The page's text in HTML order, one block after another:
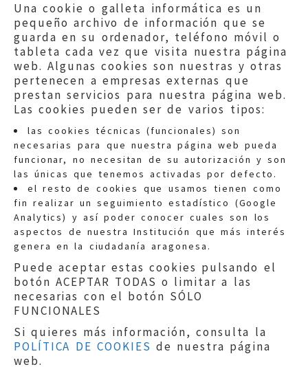
Una cookie o galleta informática es un
pequeño archivo de información que se
guarda en su ordenador, teléfono móvil o
tableta cada vez que visita nuestra página
web. Algunas cookies son nuestras y otras
pertenecen a empresas externas que
prestan servicios para nuestra página web.
Las cookies pueden ser de varios tipos:
las cookies técnicas (funcionales) son
necesarias para que nuestra página web pueda
funcionar, no necesitan de su autorización y son
las únicas que tenemos activadas por defecto.
el resto de cookies que usamos tienen como
fin realizar un seguimiento estadístico (Google
Analytics) y así poder conocer cuales son los
aspectos de nuestra Institución que más interés
genera en la ciudadanía aragonesa.
Puede aceptar estas cookies pulsando el
botón ACEPTAR TODAS o limitar a las
necesarias con el botón SÓLO
FUNCIONALES
Si quieres más información, consulta la
POLÍTICA DE COOKIES de nuestra página
web.
Quejas:quejas@eljusticiadearagon.es
Información general:
informacion@eljusticiadearagon.es
Teléfonos:900 210 210/
Aviso legal|Política de privacidad|